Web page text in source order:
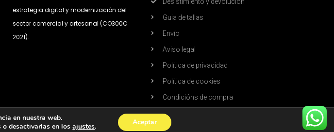
estrategia digital y modernización del
sector comercial y artesanal (CO300C
2021).
Guia de tallas
Envío
Aviso legal
Política de privacidad
Política de cookies
Condicións de compra
reservados Lumecu.
en nuestra web.
o desactivarlas en losajustes. Aceptar